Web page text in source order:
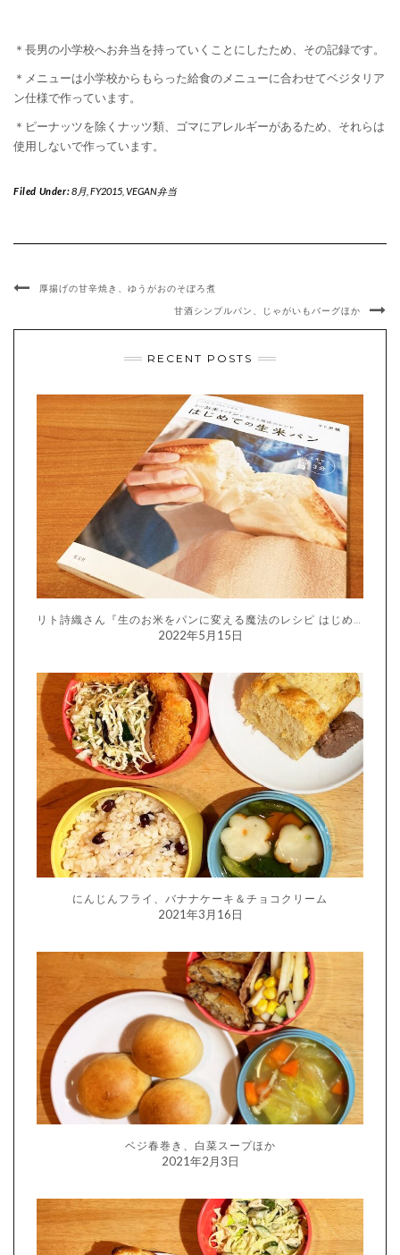
＊長男の小学校へお弁当を持っていくことにしたため、その記録です。
＊メニューは小学校からもらった給食のメニューに合わせてベジタリア
ン仕様で作っています。
＊ピーナッツを除くナッツ類、ゴマにアレルギーがあるため、それらは
使用しないで作っています。
Filed Under:8月, FY2015, VEGAN弁当
厚揚げの甘辛焼き、ゆうがおのそぼろ煮
甘酒シンプルパン、じゃがいもバーグほか
RECENT POSTS
リト詩織さん『生のお米をパンに変える魔法のレシピ はじめての生米パン』
2022年5月15日
にんじんフライ、バナナケーキ＆チョコクリーム
2021年3月16日
ベジ春巻き、白菜スープほか
2021年2月3日